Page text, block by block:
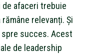
afaceri trebuie
relevanți. Și
succes. Acest
de leadership